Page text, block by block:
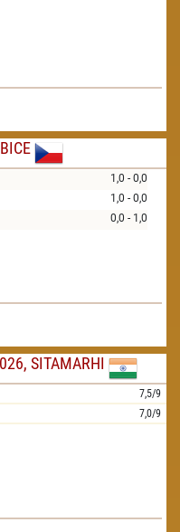
1,0 - 0,0
1,0 - 0,0
0,0 - 1,0
SITAMARHI
7,5/9
7,0/9